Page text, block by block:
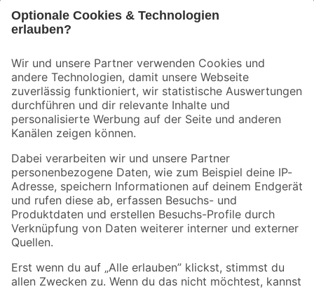
Der toom Newsletter: Keine Angebote und Aktionen mehr verpassen!
Zur Newsletter Anmeldung
Folge uns
Zahlungsarten Versandarten
Sicher einkaufen